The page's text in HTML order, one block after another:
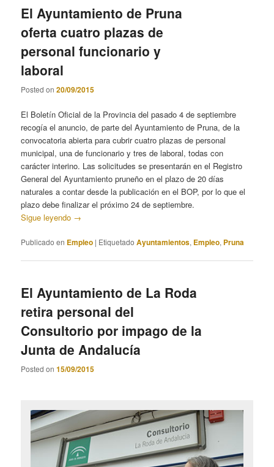
El Ayuntamiento de Pruna
oferta cuatro plazas de
personal funcionario y
laboral
Posted on20/09/2015
El Boletín Oficial de la Provincia del pasado 4 de septiembre
recogía el anuncio, de parte del Ayuntamiento de Pruna, de la
convocatoria abierta para cubrir cuatro plazas de personal
municipal, una de funcionario y tres de laboral, todas con
carácter interino. Las solicitudes se presentarán en el Registro
General del Ayuntamiento pruneño en el plazo de 20 días
naturales a contar desde la publicación en el BOP, por lo que el
plazo debe finalizar el próximo 24 de septiembre.
Sigue leyendo →
Publicado en Empleo | Etiquetado Ayuntamientos, Empleo, Pruna
El Ayuntamiento de La Roda
retira personal del
Consultorio por impago de la
Junta de Andalucía
Posted on15/09/2015